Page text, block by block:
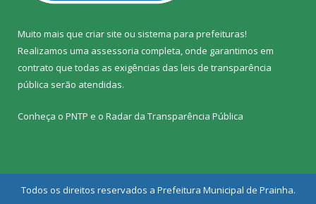
Muito mais que criar site ou sistema para prefeituras!
Realizamos uma assessoria completa, onde garantimos em
contrato que todas as exigências das leis de transparência
pública serão atendidas.
Conheça o PNTP e o Radar da Transparência Pública
Todos os direitos reservados a Prefeitura Municipal de Prainha.